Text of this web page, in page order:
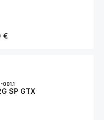
Preis:
€
SP GTX